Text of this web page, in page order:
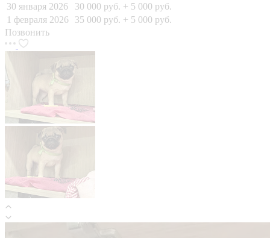
30 января 2026
30 000 руб. + 5 000 руб.
1 февраля 2026
35 000 руб. + 5 000 руб.
Позвонить